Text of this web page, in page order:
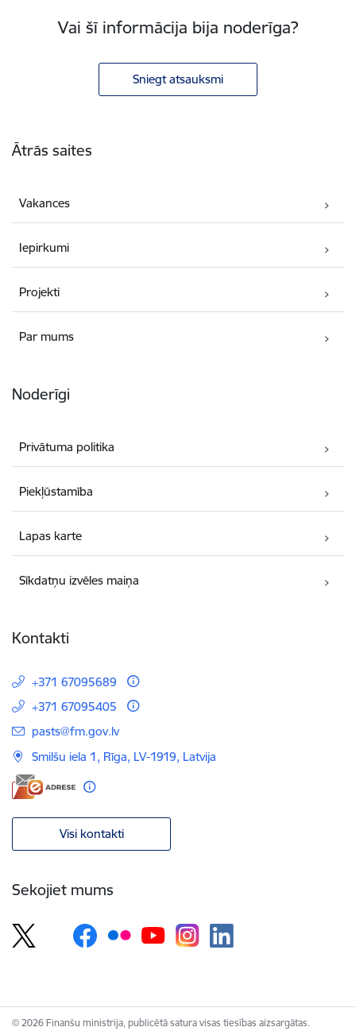
Vai šī informācija bija noderīga?
Sniegt atsauksmi
Ātrās saites
Vakances
Iepirkumi
Projekti
Par mums
Noderīgi
Privātuma politika
Piekļūstamība
Lapas karte
Sīkdatņu izvēles maiņa
Kontakti
+371 67095689
+371 67095405
E-pasts:
pasts@fm.gov.lv
Smilšu iela 1, Rīga, LV-1919, Latvija
Visi kontakti
Sekojiet mums
© 2026 Finanšu ministrija, publicētā satura visas tiesības aizsargātas.